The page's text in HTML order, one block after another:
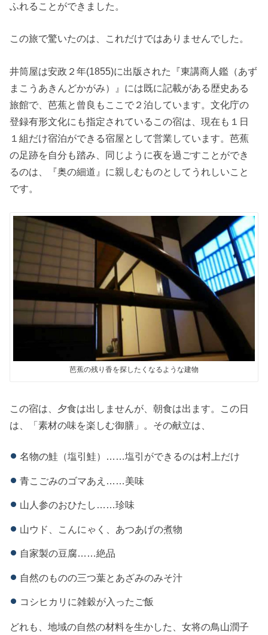
ふれることができました。
この旅で驚いたのは、これだけではありませんでした。
井筒屋は安政２年(1855)に出版された『東講商人鑑（あず
まこうあきんどかがみ）』には既に記載がある歴史ある
旅館で、芭蕉と曾良もここで２泊しています。文化庁の
登録有形文化にも指定されているこの宿は、現在も１日
１組だけ宿泊ができる宿屋として営業しています。芭蕉
の足跡を自分も踏み、同じように夜を過ごすことができ
るのは、『奥の細道』に親しむものとしてうれしいこと
です。
芭蕉の残り香を探したくなるような建物
この宿は、夕食は出しませんが、朝食は出ます。この日
は、「素材の味を楽しむ御膳」。その献立は、
名物の鮭（塩引鮭）……塩引ができるのは村上だけ
青こごみのゴマあえ……美味
山人参のおひたし……珍味
山ウド、こんにゃく、あつあげの煮物
自家製の豆腐……絶品
自然のものの三つ葉とあざみのみそ汁
コシヒカリに雑穀が入ったご飯
どれも、地域の自然の材料を生かした、女将の鳥山潤子